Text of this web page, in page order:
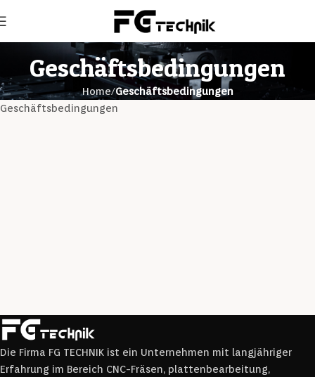
Geschäftsbedingungen
Home Geschäftsbedingungen
Geschäftsbedingungen
Die Firma FG TECHNIK ist ein Unternehmen mit langjähriger
Erfahrung im Bereich CNC-Fräsen, plattenbearbeitung,